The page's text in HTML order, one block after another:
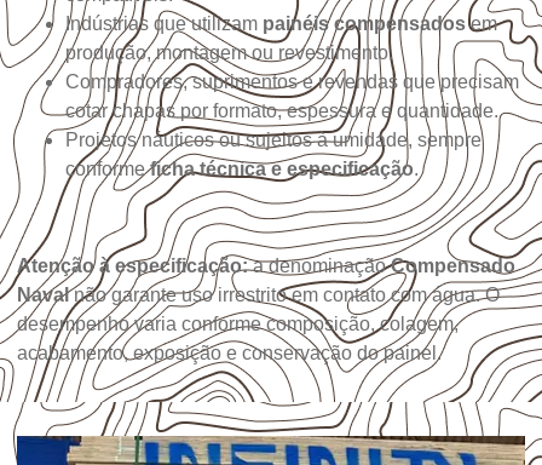
Indústrias que utilizam painéis compensadosem
produção, montagem ou revestimento.
Compradores, suprimentos e revendas que precisam
cotar chapas por formato, espessura e quantidade.
Projetos náuticos ou sujeitos à umidade, sempre
conformeficha técnica e especificação.
Atenção à especificação:a denominaçãoCompensado
Navalnão garante uso irrestrito em contato com água. O
desempenho varia conforme composição, colagem,
acabamento, exposição e conservação do painel.